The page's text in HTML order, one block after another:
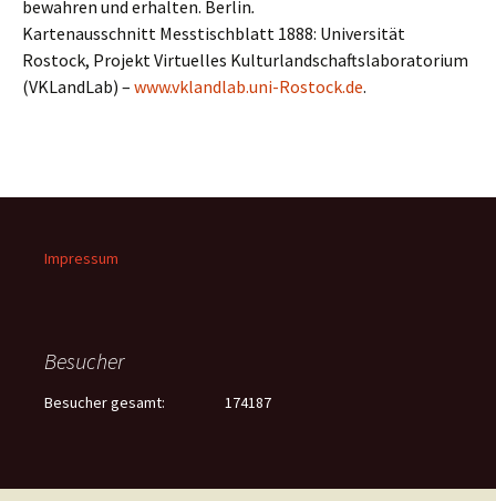
bewahren und erhalten. Berlin.
Kartenausschnitt Messtischblatt 1888: Universität
Rostock, Projekt Virtuelles Kulturlandschaftslaboratorium
(VKLandLab) – www.vklandlab.uni-Rostock.de.
Impressum
Besucher
174187
Besucher gesamt: